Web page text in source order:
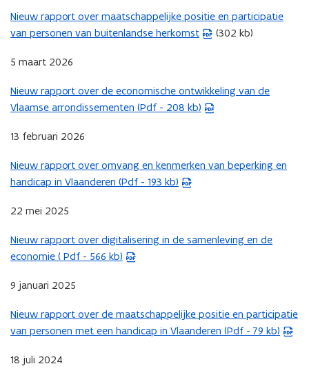
e
s
t
n
d
p
n
t
n
i
u
v
e
n
Nieuw rapport over maatschappelijke positie en participatie
van personen van buitenlandse herkomst
(
P
F
e
s
t
n
d
p
n
t
i
n
i
u
(302 kb)
5 maart 2026
Nieuw rapport over de economische ontwikkeling van de
Vlaamse arrondissementen (Pdf - 208 kb)
(
P
F
e
s
t
n
d
p
n
t
i
13 februari 2026
Nieuw rapport over omvang en kenmerken van beperking en
handicap in Vlaanderen (Pdf - 193 kb)
(
P
F
e
s
t
n
d
p
22 mei 2025
Nieuw rapport over digitalisering in de samenleving en de
economie ( Pdf - 566 kb)
(
P
F
e
s
t
9 januari 2025
Nieuw rapport over de maatschappelijke positie en participatie
van personen met een handicap in Vlaanderen (Pdf - 79 kb)
(
P
F
18 juli 2024